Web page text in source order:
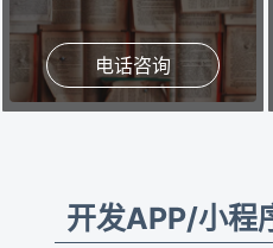
电话咨询
开发APP/小程